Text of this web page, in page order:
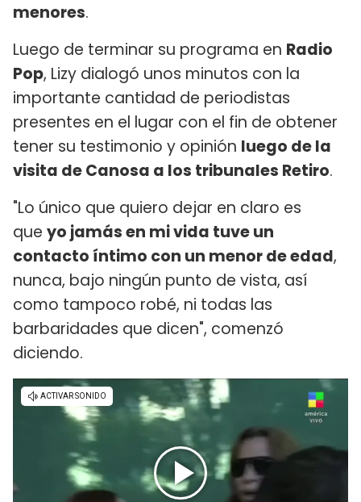
menores.
Luego de terminar su programa en Radio
Pop, Lizy dialogó unos minutos con la
importante cantidad de periodistas
presentes en el lugar con el fin de obtener
tener su testimonio y opinión luego de la
visita de Canosa a los tribunales Retiro.
"Lo único que quiero dejar en claro es
que yo jamás en mi vida tuve un
contacto íntimo con un menor de edad,
nunca, bajo ningún punto de vista, así
como tampoco robé, ni todas las
barbaridades que dicen", comenzó
diciendo.